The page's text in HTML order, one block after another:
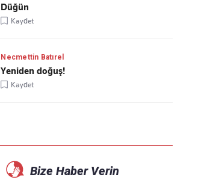
Düğün
Kaydet
Necmettin Batırel
Yeniden doğuş!
Kaydet
Bize Haber Verin